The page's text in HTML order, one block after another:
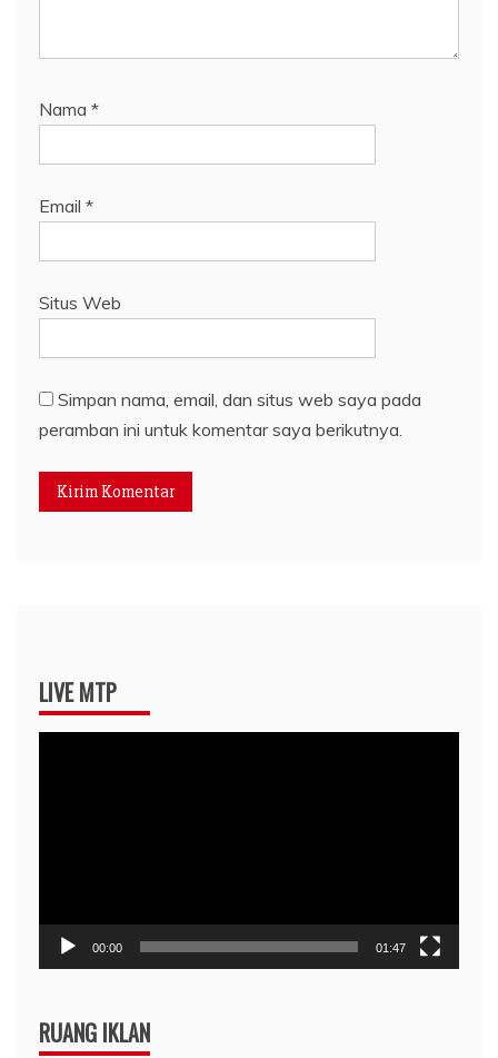
Nama *
Email *
Situs Web
Simpan nama, email, dan situs web saya pada
peramban ini untuk komentar saya berikutnya.
LIVE MTP
00:00 01:47
RUANG IKLAN